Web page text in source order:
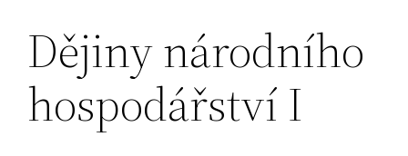
Dějiny národního
hospodářství I